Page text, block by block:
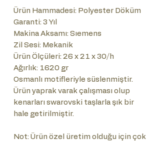
Ürün Hammadesi: Polyester Döküm
Garanti: 3 Yıl
Makina Aksamı: Sıemens
Zil Sesi: Mekanik
Ürün Ölçüleri: 26 x 21 x 30/h
Ağırlık: 1620 gr
Osmanlı motifleriyle süslenmiştir.
Ürün yaprak varak çalışması olup
kenarları swarovski taşlarla şık bir
hale getirilmiştir.
Not: Ürün özel üretim olduğu için çok